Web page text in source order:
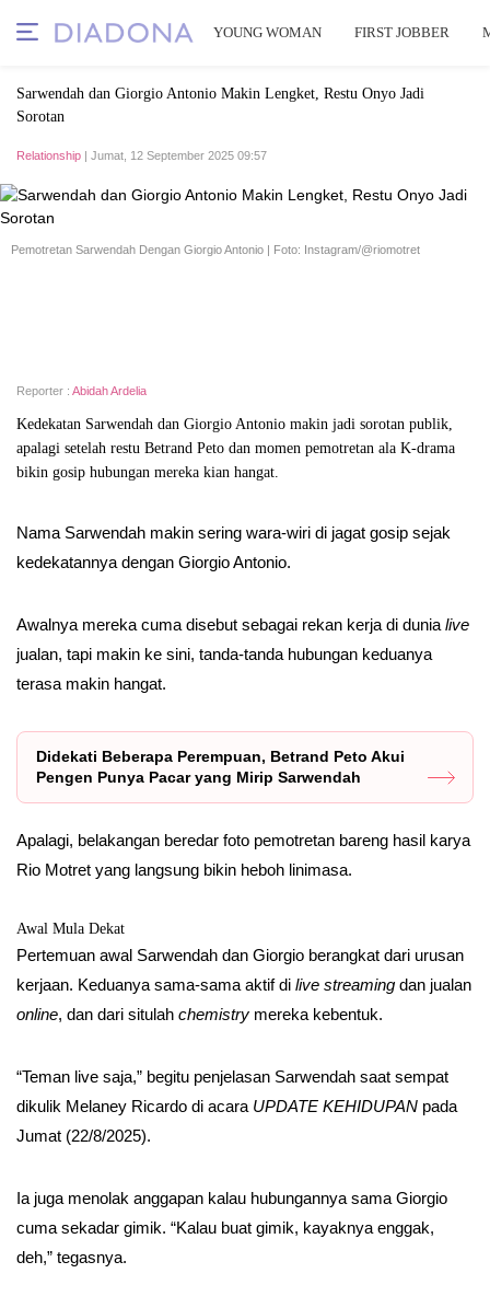
YOUNG WOMAN FIRST JOBBER
Sarwendah dan Giorgio Antonio Makin Lengket, Restu Onyo Jadi
Sorotan
Relationship | Jumat, 12 September 2025 09:57
Pemotretan Sarwendah Dengan Giorgio Antonio | Foto: Instagram/@riomotret
Reporter : Abidah Ardelia
Kedekatan Sarwendah dan Giorgio Antonio makin jadi sorotan publik,
apalagi setelah restu Betrand Peto dan momen pemotretan ala K-drama
bikin gosip hubungan mereka kian hangat.
Nama Sarwendah makin sering wara-wiri di jagat gosip sejak
kedekatannya dengan Giorgio Antonio.
Awalnya mereka cuma disebut sebagai rekan kerja di dunia live
jualan, tapi makin ke sini, tanda-tanda hubungan keduanya
terasa makin hangat.
Didekati Beberapa Perempuan, Betrand Peto Akui
Pengen Punya Pacar yang Mirip Sarwendah
Apalagi, belakangan beredar foto pemotretan bareng hasil karya
Rio Motret yang langsung bikin heboh linimasa.
Awal Mula Dekat
Pertemuan awal Sarwendah dan Giorgio berangkat dari urusan
kerjaan. Keduanya sama-sama aktif di live streaming dan jualan
online, dan dari situlah chemistry mereka kebentuk.
“Teman live saja,” begitu penjelasan Sarwendah saat sempat
dikulik Melaney Ricardo di acara UPDATE KEHIDUPAN pada
Jumat (22/8/2025).
Ia juga menolak anggapan kalau hubungannya sama Giorgio
cuma sekadar gimik. “Kalau buat gimik, kayaknya enggak,
deh,” tegasnya.